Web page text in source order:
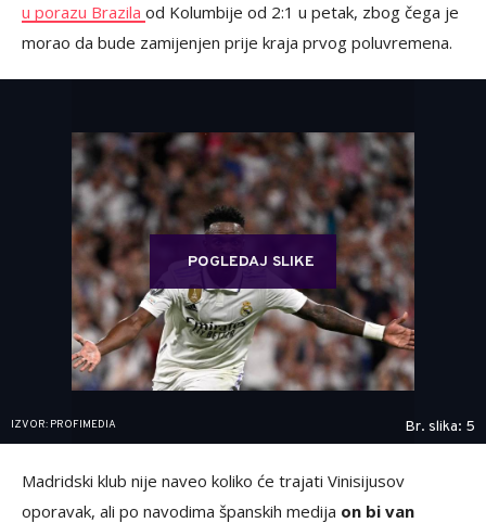
u porazu Brazila od Kolumbije od 2:1 u petak, zbog čega je
morao da bude zamijenjen prije kraja prvog poluvremena.
POGLEDAJ SLIKE
IZVOR: PROFIMEDIA Br. slika: 5
Madridski klub nije naveo koliko će trajati Vinisijusov
oporavak, ali po navodima španskih medija on bi van